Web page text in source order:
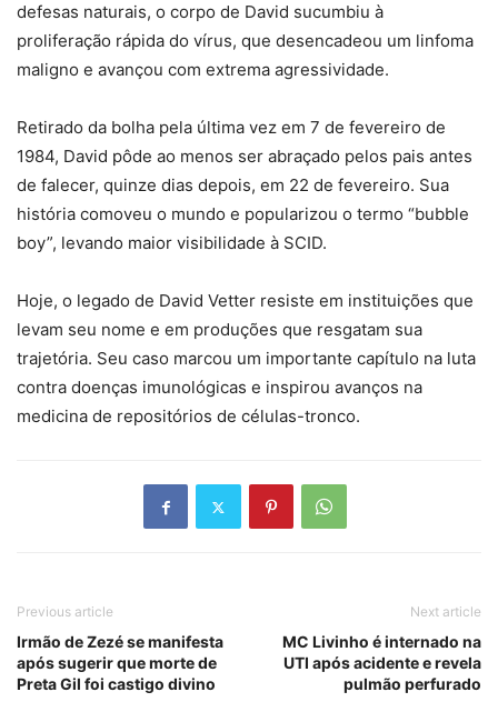
defesas naturais, o corpo de David sucumbiu à
proliferação rápida do vírus, que desencadeou um linfoma
maligno e avançou com extrema agressividade.
Retirado da bolha pela última vez em 7 de fevereiro de
1984, David pôde ao menos ser abraçado pelos pais antes
de falecer, quinze dias depois, em 22 de fevereiro. Sua
história comoveu o mundo e popularizou o termo “bubble
boy”, levando maior visibilidade à SCID.
Hoje, o legado de David Vetter resiste em instituições que
levam seu nome e em produções que resgatam sua
trajetória. Seu caso marcou um importante capítulo na luta
contra doenças imunológicas e inspirou avanços na
medicina de repositórios de células-tronco.
Previous article
Irmão de Zezé se manifesta
após sugerir que morte de
Preta Gil foi castigo divino
Next article
MC Livinho é internado na
UTI após acidente e revela
pulmão perfurado